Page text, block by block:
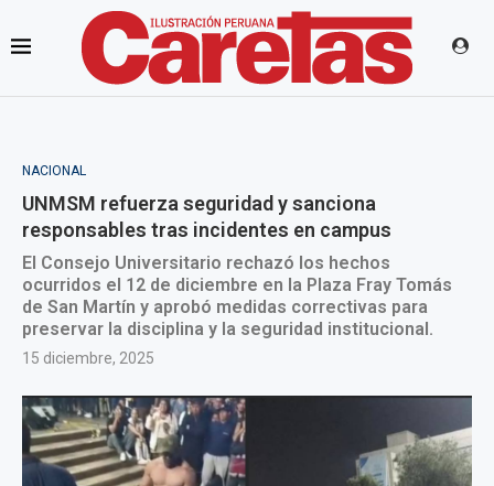
NACIONAL
UNMSM refuerza seguridad y sanciona
responsables tras incidentes en campus
El Consejo Universitario rechazó los hechos
ocurridos el 12 de diciembre en la Plaza Fray Tomás
de San Martín y aprobó medidas correctivas para
preservar la disciplina y la seguridad institucional.
15 diciembre, 2025